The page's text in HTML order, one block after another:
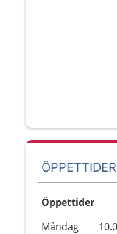
ÖPPETTIDER
Öppettider
Dag
Öppettider
Kommentarer
Måndag